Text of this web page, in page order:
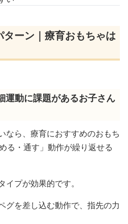
ーン｜療育おもちゃは
運動に課題があるお子さん
なら、療育におすすめのおもち
る・通す」動作が繰り返せる
プが効果的です。
グを差し込む動作で、指先の力